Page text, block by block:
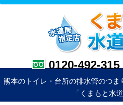
0120-492-315
熊本のトイレ・台所の排水管のつ
「くまもと水